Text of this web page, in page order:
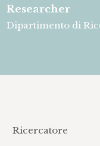
Researcher
Dipartimento di
Ricercatore